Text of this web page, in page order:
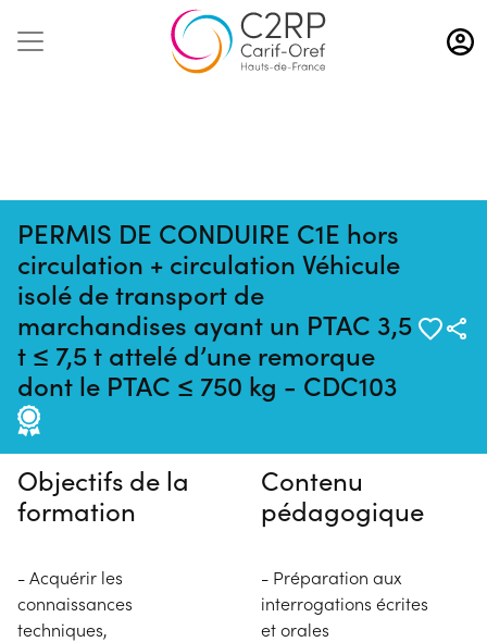
Aller
au
contenu
PERMIS DE CONDUIRE C1E hors
circulation + circulation Véhicule
isolé de transport de
marchandises ayant un PTAC 3,5
t ≤ 7,5 t attelé d’une remorque
dont le PTAC ≤ 750 kg - CDC103
Pas de session programmée en
Objectifs de la
formation
- Acquérir les
connaissances
techniques,
Contenu
pédagogique
- Préparation aux
interrogations écrites
et orales